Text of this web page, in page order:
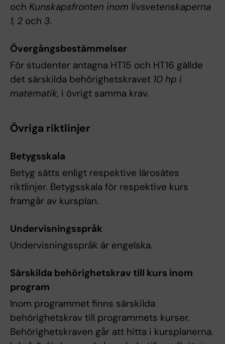
och Kunskapsfronten inom livsvetenskaperna
1, 2 och 3.
Övergångsbestämmelser
För studenter antagna HT15 och HT16 gällde
det särskilda behörighetskravet 10 hp i
matematik, i övrigt samma krav.
Övriga riktlinjer
Betygsskala
Betyg sätts enligt respektive lärosätes
riktlinjer. Betygsskala för respektive kurs
framgår av kursplan.
Undervisningsspråk
Undervisningsspråk är engelska.
Särskilda behörighetskrav till kurs inom
program
Inom programmet finns särskilda
behörighetskrav till programmets kurser.
Behörighetskraven går att hitta i kursplanerna.